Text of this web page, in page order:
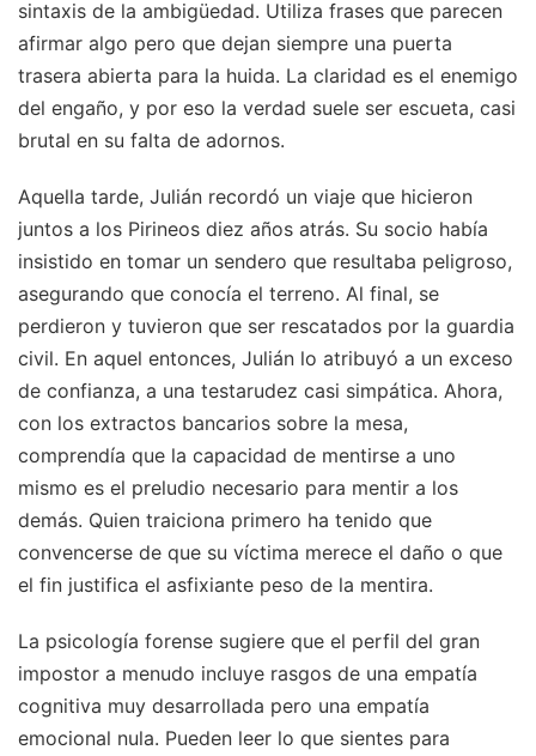
sintaxis de la ambigüedad. Utiliza frases que parecen
afirmar algo pero que dejan siempre una puerta
trasera abierta para la huida. La claridad es el enemigo
del engaño, y por eso la verdad suele ser escueta, casi
brutal en su falta de adornos.
Aquella tarde, Julián recordó un viaje que hicieron
juntos a los Pirineos diez años atrás. Su socio había
insistido en tomar un sendero que resultaba peligroso,
asegurando que conocía el terreno. Al final, se
perdieron y tuvieron que ser rescatados por la guardia
civil. En aquel entonces, Julián lo atribuyó a un exceso
de confianza, a una testarudez casi simpática. Ahora,
con los extractos bancarios sobre la mesa,
comprendía que la capacidad de mentirse a uno
mismo es el preludio necesario para mentir a los
demás. Quien traiciona primero ha tenido que
convencerse de que su víctima merece el daño o que
el fin justifica el asfixiante peso de la mentira.
La psicología forense sugiere que el perfil del gran
impostor a menudo incluye rasgos de una empatía
cognitiva muy desarrollada pero una empatía
emocional nula. Pueden leer lo que sientes para